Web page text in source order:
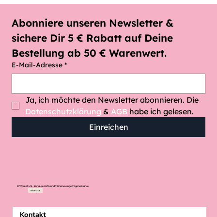
deinem Hund in der Nähe wechseln.
Die Hundeleine besteht aus 100 % Bio-Baumwolle in
der Farbe Beige, sie ist superstark, liegt aber auch
weich in der Hand.
Länge: 2,50 Meter
Abonniere unseren Newsletter &
sichere Dir 5 € Rabatt auf Deine
Bestellung ab 50 € Warenwert.
E-Mail-Adresse *
Datenschutzklärung & AGB habe ich gelesen.
Einreichen
© WauHAUS - Zuhause mit Hund ® ist eine eingetragene Marke
Widerruf
Kontakt